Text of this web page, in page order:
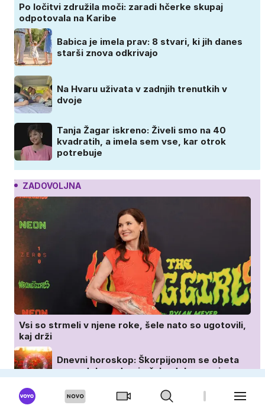
Po ločitvi združila moči: zaradi hčerke skupaj
odpotovala na Karibe
Babica je imela prav: 8 stvari, ki jih danes
starši znova odkrivajo
Na Hvaru uživata v zadnjih trenutkih v
dvoje
Tanja Žagar iskreno: Živeli smo na 40
kvadratih, a imela sem vse, kar otrok
potrebuje
ZADOVOLJNA
Vsi so strmeli v njene roke, šele nato so ugotovili,
kaj drži
Dnevni horoskop: Škorpijonom se obeta
napredek, vodnarje čaka dobra novica
Kaj vročinski val naredi ženskim